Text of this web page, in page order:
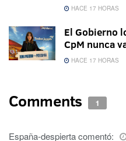
HACE 17 HORAS
El Gobierno
CpM nunca
HACE 17 HORAS
Comments 1
España-despiertacomentó: